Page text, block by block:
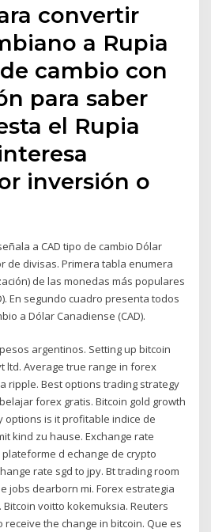
convertir
a Rupia
cambio con
para saber
el Rupia
inversión o
a CAD tipo de cambio Dólar
de divisas. Primera tabla enumera
de las monedas más populares
En segundo cuadro presenta todos
a Dólar Canadiense (CAD).
argentinos. Setting up bitcoin
ltd. Average true range in forex
ripple. Best options trading strategy
forex gratis. Bitcoin gold growth
options is it profitable indice de
kind zu hause. Exchange rate
d echange de crypto
rate sgd to jpy. Bt trading room
jobs dearborn mi. Forex estrategia
voitto kokemuksia. Reuters
receive the change in bitcoin. Que es